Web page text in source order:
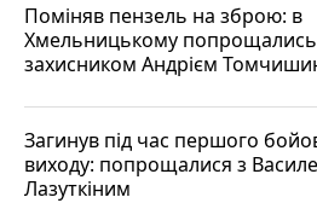
Поміняв пензель на зброю: в
Хмельницькому попрощались
захисником Андрієм
Загинув під час першого
виходу: попрощалися з
Лазуткіним